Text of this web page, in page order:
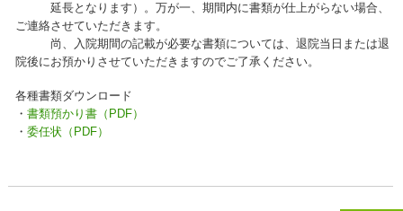
延長となります）。万が一、期間内に書類が仕上がらない場合、
ご連絡させていただきます。
尚、入院期間の記載が必要な書類については、退院当日または退
院後にお預かりさせていただきますのでご了承ください。
各種書類ダウンロード
・ 書類預かり書（PDF）
・ 委任状（PDF）